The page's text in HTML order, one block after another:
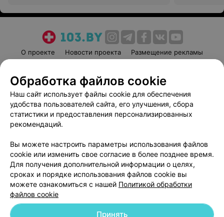
О проекте Новости проекта
Размещение рекламы
Пользовательское соглашение
Способы оплаты
Вакансии
Партнеры
Написать руководителю 103.by
Обработка персональных данных
Обработка файлов cookie
Наш сайт использует файлы cookie для обеспечения
удобства пользователей сайта, его улучшения, сбора
статистики и предоставления персонализированных
рекомендаций.
Вы можете настроить параметры использования файлов
cookie или изменить свое согласие в более позднее время.
Для получения дополнительной информации о целях,
сроках и порядке использования файлов cookie вы
можете ознакомиться с нашей Политикой обработки
файлов cookie
Принять